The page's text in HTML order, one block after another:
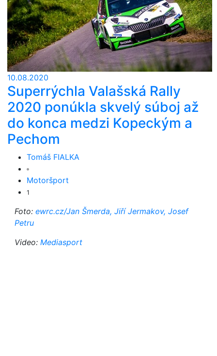
10.08.2020
Superrýchla Valašská Rally
2020 ponúkla skvelý súboj až
do konca medzi Kopeckým a
Pechom
Tomáš FIALKA
Motoršport
1
Foto: ewrc.cz/Jan Šmerda, Jiří Jermakov, Josef
Petru
Video: Mediasport